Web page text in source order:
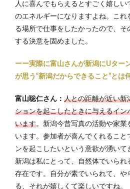
人に喜んでもらえるとすごく嬉しい
のエネルギーになりますよね。これ
る場所で仕事をしたかったので、そ
する決意を固めました。
ーー実際に富山さんが新潟にUター
が思う“新潟だからできること”とは
富山聡仁さん： 人との距離が近い新
ションを起こしたときに与えるイン
います。新潟今昔写真の活動や家業
います。参加者が喜んでくれること
ンを起こしたいという意欲が湧いて
新潟は私にとって、自然体でいられ
存在です。自分が素でいられて、や
る、それが嬉しくて楽しいですね。